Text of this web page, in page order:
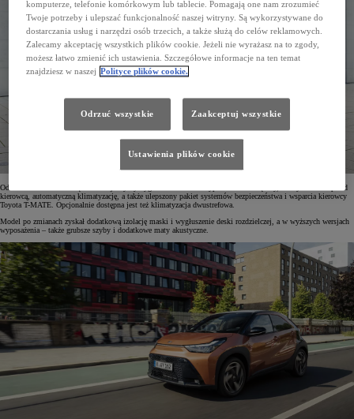
Odświeżono również wnętrze nowej Toyoty Aygo X. Model ten wyposażono w większy, 7" wyświetlacz przed
kierowcą, automatyczną klimatyzację, a także ulepszony pakiet systemów bezpieczeństwa i wsparcia kierowcy
Toyota T-MATE. Opcjonalnie dostępna jest też klimatyzacja dwustrefowa.
Model po zmianach zyskał dodatkową izolację maski i wygłuszenie deski rozdzielczej, a w wyższych wersjach
wyposażenia – także grubsze szyby i dodatkowe maty akustyczne.
komputerze, telefonie komórkowym lub tablecie. Pomagają one nam zrozumieć
Twoje potrzeby i ulepszać funkcjonalność naszej witryny. Są wykorzystywane do
dostarczania usług i narzędzi osób trzecich, a także służą do celów reklamowych.
Zalecamy akceptację wszystkich plików cookie. Jeżeli nie wyrażasz na to zgody,
możesz łatwo zmienić ich ustawienia. Szczegółowe informacje na ten temat
znajdziesz w naszej Polityce plików cookie.
Odrzuć wszystkie Zaakceptuj wszystkie
Ustawienia plików cookie